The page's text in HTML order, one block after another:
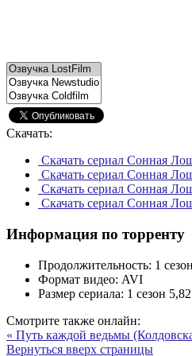
Скачать:
Скачать сериал Сонная
Скачать сериал Сонная
Скачать сериал Сонная
Скачать сериал Сонная
Информация по торренту
Продолжительность: 1
Формат видео: AVI
Размер сериала: 1 сезон
Смотрите также онлайн:
« Путь каждой ведьмы
Вернуться вверх страницы